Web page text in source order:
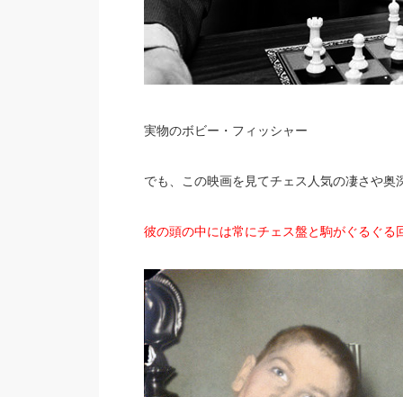
実物のボビー・フィッシャー
でも、この映画を見てチェス人気の凄さや奥
彼の頭の中には常にチェス盤と駒がぐるぐる